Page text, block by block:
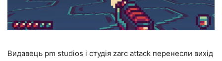
Видавець pm studios і студія zarc attack перенесли вихід